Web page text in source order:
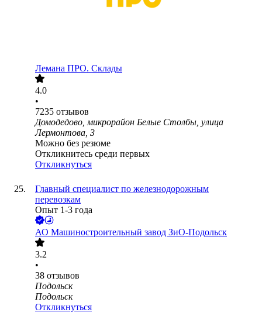
Лемана ПРО. Склады
4.0
•
7235 отзывов
Домодедово, микрорайон Белые Столбы, улица
Лермонтова, 3
Можно без резюме
Откликнитесь среди первых
Откликнуться
Главный специалист по железнодорожным
перевозкам
Опыт 1-3 года
АО Машиностроительный завод ЗиО-Подольск
3.2
•
38 отзывов
Подольск
Подольск
Откликнуться